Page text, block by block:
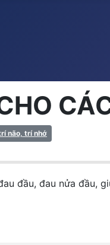
não, trí nhớ
đầu, đau nửa đầu,